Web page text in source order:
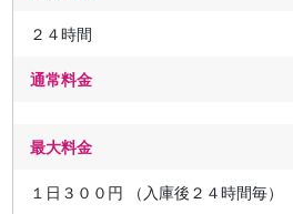
２４時間
通常料金
最大料金
１日３００円 （入庫後２４時間毎）